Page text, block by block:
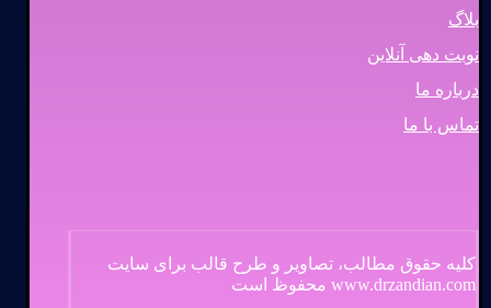
بلاگ
نوبت دهی آنلاین
درباره ما
تماس با ما
کلیه حقوق مطالب، تصاویر و طرح قالب برای سایت
www.drzandian.com محفوظ است